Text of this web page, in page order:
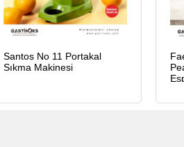
Santos No 11 Portakal
Sıkma Makinesi